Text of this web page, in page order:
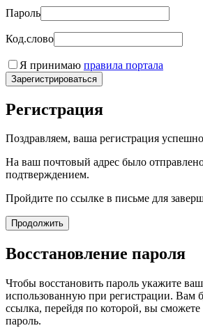
Пароль
Код.слово
Я принимаю правила портала
Зарегистрироваться
Регистрация
Поздравляем, ваша регистрация
На ваш почтовый адрес было
подтверждением.
Пройдите по ссылке в письме для
Продолжить
Восстановление пароля
Чтобы восстановить пароль укажите
использованную при регистрации. Вам
ссылка, перейдя по которой, вы
пароль.